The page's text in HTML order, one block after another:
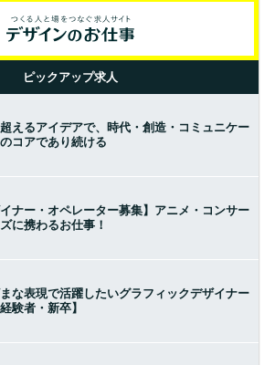
ピックアップ求人
えるアイデアで、時代・創造・コミュニケー
コアであり続ける
イナー・オペレーター募集】アニメ・コンサー
に携わるお仕事！
な表現で活躍したいグラフィックデザイナー
験者・新卒】